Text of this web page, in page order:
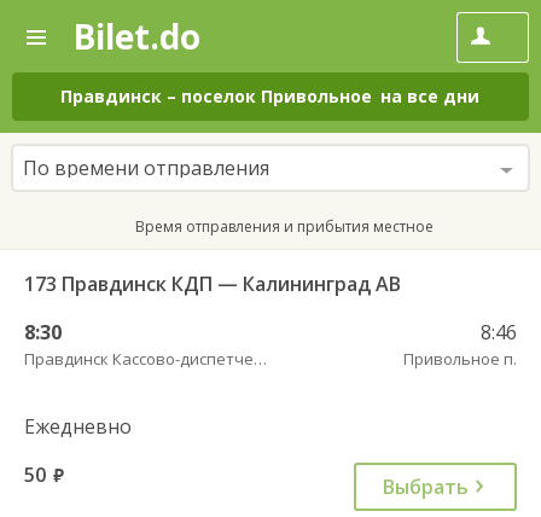
—
Поиск
и
покупка
билетов
на
автобус
онлайн
Bilet.do
Правдинск – поселок Привольное на все дни
По времени отправления
Время отправления и прибытия местное
173 Правдинск КДП — Калининград АВ
8:30
Правдинск Кассово-диспетчерский пункт
8:46
Привольное п.
Ежедневно
50 руб. Выбрать